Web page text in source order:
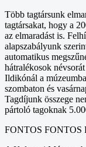
Több tagtársunk
tagtársakat, hogy a
az elmaradást is.
alapszabályunk
automatikus
hátralékosok
Ildikónál a
szombaton és
Tagdíjunk összege
pártoló tagoknak
FONTOS FONTOS